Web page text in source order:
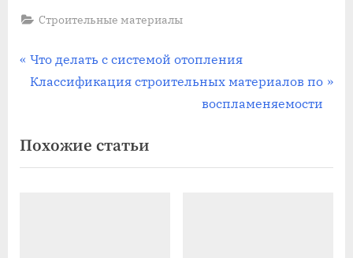
Строительные материалы
Навигация
П
р
ы
д
Что делать с системой отопления
С
д
у
Классификация строительных материалов по
воспламеняемости
Похожие статьи